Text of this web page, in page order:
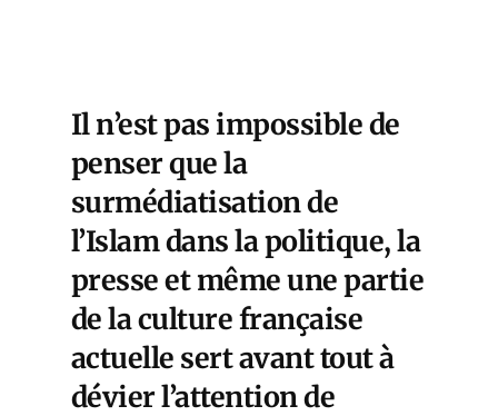
Il n’est pas impossible de
penser que la
surmédiatisation de
l’Islam dans la politique, la
presse et même une partie
de la culture française
actuelle sert avant tout à
dévier l’attention de